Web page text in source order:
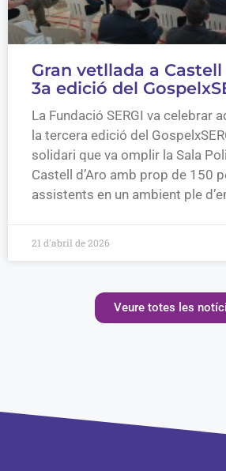
Gran vetllada a Castell
3a edició del
La Fundació SERGI va celebrar
la tercera edició del
solidari que va omplir la Sala
Castell d’Aro amb prop de 150
assistents en un ambient ple
21 d'abril de 2026
Veure totes les